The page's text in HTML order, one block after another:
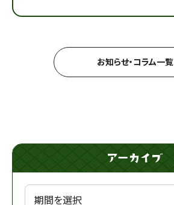
お知らせ・コラム一覧